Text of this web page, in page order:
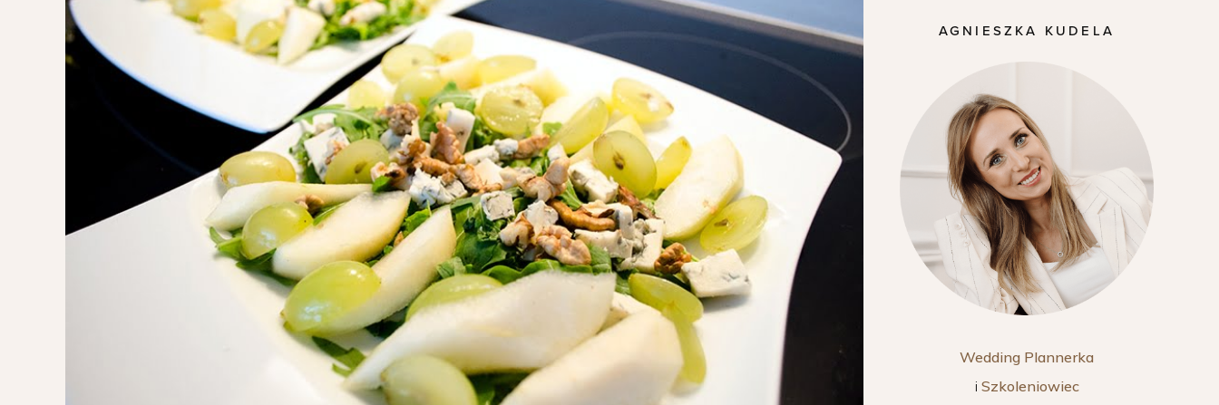
POMYSŁ NA BIZNESOGRÓD NA CO DZIEŃMODA DZIECIĘCA
POKÓJ DZIECIĘCY
PORADY DLA RODZICÓW
ROZSZERZANIE DIETY
WÓZKI DZIECIĘCE
WAKACJE Z DZIEĆMI
WYPRAWKA
ROZWÓJ OSOBISTY
URODA
ZDROWIE
WYPRAWKA
AGNIESZKA KUDELA
Wedding Plannerka
i Szkoleniowiec